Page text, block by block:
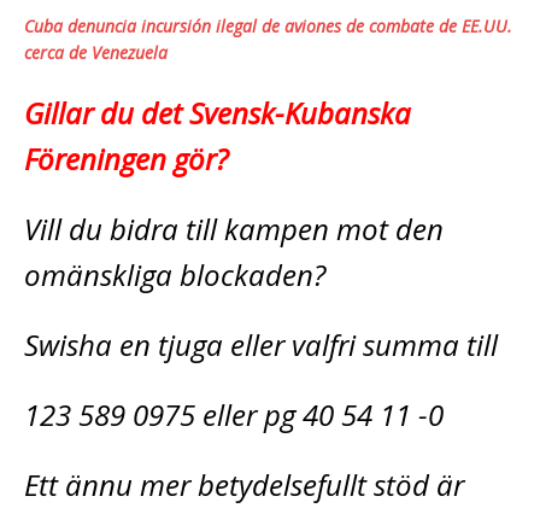
Cuba denuncia incursión ilegal de aviones de combate de EE.UU.
cerca de Venezuela
Gillar du det Svensk-Kubanska
Föreningen gör?
Vill du bidra till kampen mot den
omänskliga blockaden?
Swisha en tjuga eller valfri summa till
123 589 0975 eller pg 40 54 11 -0
Ett ännu mer betydelsefullt stöd är